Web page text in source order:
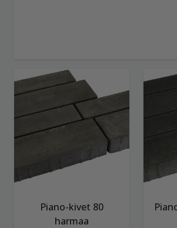
Piano-kivet 80
harmaa